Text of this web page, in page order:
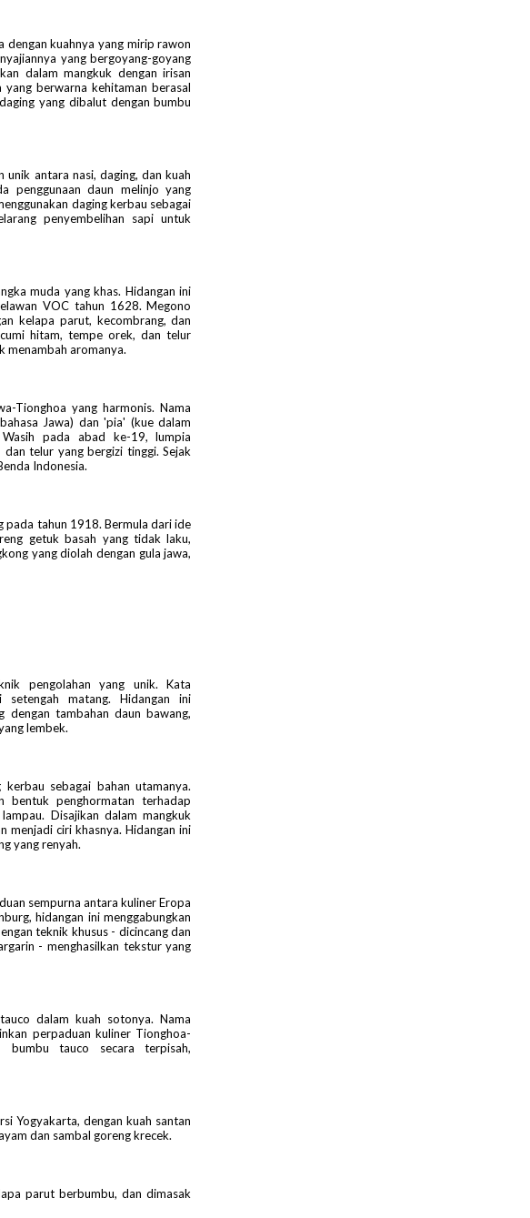
dengan kuahnya yang mirip rawon
yang bergoyang-goyang
dalam mangkuk dengan irisan
berwarna kehitaman berasal
yang dibalut dengan bumbu
antara nasi, daging, dan kuah
penggunaan daun melinjo yang
daging kerbau sebagai
penyembelihan sapi untuk
muda yang khas. Hidangan ini
VOC tahun 1628. Megono
kelapa parut, kecombrang, dan
hitam, tempe orek, dan telur
menambah aromanya.
Tionghoa yang harmonis. Nama
Jawa) dan 'pia' (kue dalam
pada abad ke-19, lumpia
telur yang bergizi tinggi. Sejak
Indonesia.
pada tahun 1918. Bermula dari ide
getuk basah yang tidak laku,
yang diolah dengan gula jawa,
pengolahan yang unik. Kata
matang. Hidangan ini
tambahan daun bawang,
lembek.
sebagai bahan utamanya.
bentuk penghormatan terhadap
Disajikan dalam mangkuk
menjadi ciri khasnya. Hidangan ini
yang renyah.
sempurna antara kuliner Eropa
hidangan ini menggabungkan
teknik khusus - dicincang dan
- menghasilkan tekstur yang
dalam kuah sotonya. Nama
perpaduan kuliner Tionghoa-
bumbu tauco secara terpisah,
Yogyakarta, dengan kuah santan
dan sambal goreng krecek.
parut berbumbu, dan dimasak